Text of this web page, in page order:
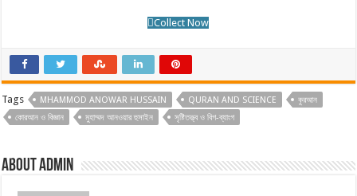
Collect Now
Tags MHAMMOD ANOWAR HUSSAIN QURAN AND SCIENCE
কুরআন
কোরআন ও বিজ্ঞান
মুহাম্মদ আনওয়ার হুসাইন সৃষ্টিতত্ত্ব ও বিগ-ব্যাংগ
About admin